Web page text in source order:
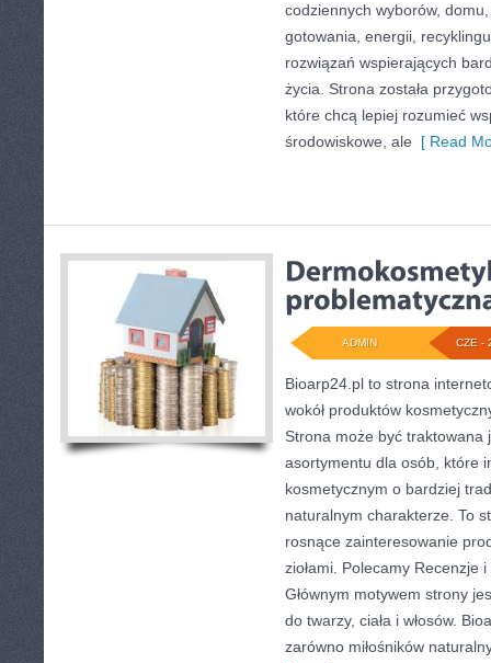
codziennych wyborów,
gotowania, energii,
rozwiązań wspierających
życia. Strona została
które chcą lepiej rozumieć
środowiskowe, ale [ Read
CZE -
ADMIN
Bioarp24.pl to strona
wokół produktów
Strona może być traktowana
asortymentu dla osób, które
kosmetycznym o bardziej
naturalnym charakterze. To
rosnące zainteresowanie
ziołami. Polecamy Recenzje
Głównym motywem strony
do twarzy, ciała i włosów.
zarówno miłośników